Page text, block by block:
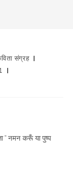
संग्रह
” नमन करूँ या पुष्प